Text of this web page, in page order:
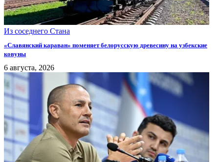
Из соседнего Стана
«Славянский караван» поменяет белорусскую древесину на узбекские
ковуны
6 августа, 2026